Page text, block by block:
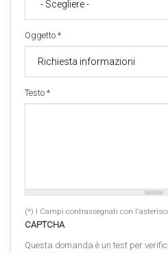
Oggetto *
Testo *
(*) I Campi contrassegnati con
CAPTCHA
Questa domanda è un test per